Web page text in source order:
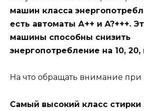
машин класса
есть автоматы А++ и A?+++.
машины способны снизить
энергопотребление на 10,
На что обращать внимание при
Самый высокий класс стирки